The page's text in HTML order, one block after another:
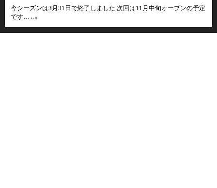
今シーズンは3月31日で終了しました 次回は11月中旬オープンの予定
です…
4ヶ月